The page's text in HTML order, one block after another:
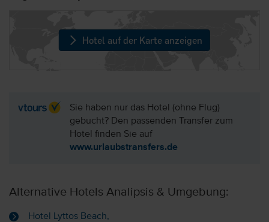
Hotel auf der Karte anzeigen
Sie haben nur das Hotel (ohne Flug)
gebucht? Den passenden Transfer zum
Hotel finden Sie auf
www.urlaubstransfers.de
Alternative Hotels Analipsis & Umgebung:
Hotel Lyttos Beach,